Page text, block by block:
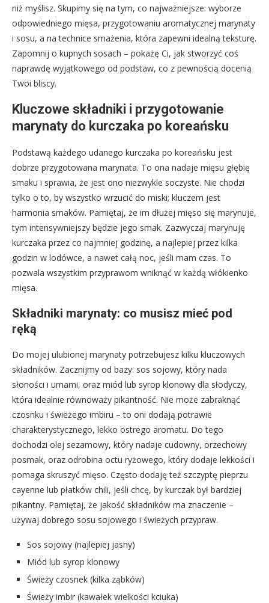
niż myślisz. Skupimy się na tym, co najważniejsze: wyborze
odpowiedniego mięsa, przygotowaniu aromatycznej marynaty
i sosu, a na technice smażenia, która zapewni idealną teksturę.
Zapomnij o kupnych sosach – pokażę Ci, jak stworzyć coś
naprawdę wyjątkowego od podstaw, co z pewnością docenią
Twoi bliscy.
Kluczowe składniki i przygotowanie
marynaty do kurczaka po koreańsku
Podstawą każdego udanego kurczaka po koreańsku jest
dobrze przygotowana marynata. To ona nadaje mięsu głębię
smaku i sprawia, że jest ono niezwykle soczyste. Nie chodzi
tylko o to, by wszystko wrzucić do miski; kluczem jest
harmonia smaków. Pamiętaj, że im dłużej mięso się marynuje,
tym intensywniejszy będzie jego smak. Zazwyczaj marynuję
kurczaka przez co najmniej godzinę, a najlepiej przez kilka
godzin w lodówce, a nawet całą noc, jeśli mam czas. To
pozwala wszystkim przyprawom wniknąć w każdą włókienko
mięsa.
Składniki marynaty: co musisz mieć pod
ręką
Do mojej ulubionej marynaty potrzebujesz kilku kluczowych
składników. Zacznijmy od bazy: sos sojowy, który nada
słoności i umami, oraz miód lub syrop klonowy dla słodyczy,
która idealnie równoważy pikantność. Nie może zabraknąć
czosnku i świeżego imbiru – to oni dodają potrawie
charakterystycznego, lekko ostrego aromatu. Do tego
dochodzi olej sezamowy, który nadaje cudowny, orzechowy
posmak, oraz odrobina octu ryżowego, który dodaje lekkości i
pomaga skruszyć mięso. Często dodaję też szczyptę pieprzu
cayenne lub płatków chili, jeśli chcę, by kurczak był bardziej
pikantny. Pamiętaj, że jakość składników ma znaczenie –
używaj dobrego sosu sojowego i świeżych przypraw.
Sos sojowy (najlepiej jasny)
Miód lub syrop klonowy
Świeży czosnek (kilka ząbków)
Świeży imbir (kawałek wielkości kciuka)